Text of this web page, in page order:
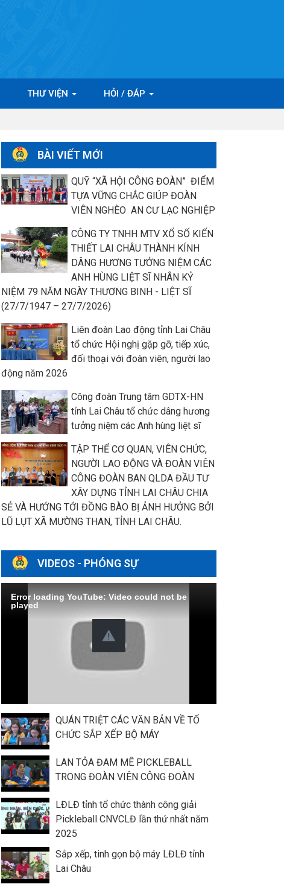
THƯ VIỆN HỎI / ĐÁP
BÀI VIẾT MỚI
QUỸ “XÃ HỘI CÔNG ĐOÀN” ĐIỂM
TỰA VỮNG CHẮC GIÚP ĐOÀN
VIÊN NGHÈO AN CƯ LẠC NGHIỆP
CÔNG TY TNHH MTV XỔ SỐ KIẾN
THIẾT LAI CHÂU THÀNH KÍNH
DÂNG HƯƠNG TƯỞNG NIỆM CÁC
ANH HÙNG LIỆT SĨ NHÂN KỶ
NIỆM 79 NĂM NGÀY THƯƠNG BINH - LIỆT SĨ
(27/7/1947 – 27/7/2026)
Liên đoàn Lao động tỉnh Lai Châu
tổ chức Hội nghị gặp gỡ, tiếp xúc,
đối thoại với đoàn viên, người lao
động năm 2026
Công đoàn Trung tâm GDTX-HN
tỉnh Lai Châu tổ chức dâng hương
tưởng niệm các Anh hùng liệt sĩ
TẬP THỂ CƠ QUAN, VIÊN CHỨC,
NGƯỜI LAO ĐỘNG VÀ ĐOÀN VIÊN
CÔNG ĐOÀN BAN QLDA ĐẦU TƯ
XÂY DỰNG TỈNH LAI CHÂU CHIA
SẺ VÀ HƯỚNG TỚI ĐỒNG BÀO BỊ ẢNH HƯỞNG BỞI
LŨ LỤT XÃ MƯỜNG THAN, TỈNH LAI CHÂU.
VIDEOS - PHÓNG SỰ
Error loading YouTube: Video could not be
played
QUÁN TRIỆT CÁC VĂN BẢN VỀ TỔ
CHỨC SẮP XẾP BỘ MÁY
LAN TỎA ĐAM MÊ PICKLEBALL
TRONG ĐOÀN VIÊN CÔNG ĐOÀN
LĐLĐ tỉnh tổ chức thành công giải
Pickleball CNVCLĐ lần thứ nhất năm
2025
Sắp xếp, tinh gọn bộ máy LĐLĐ tỉnh
Lai Châu